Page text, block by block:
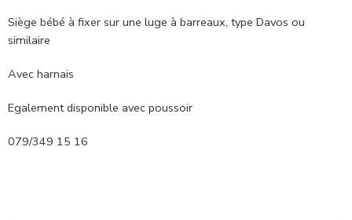
Siège bébé à fixer sur une luge à barreaux, type Davos ou
similaire
Avec harnais
Egalement disponible avec poussoir
079/349 15 16